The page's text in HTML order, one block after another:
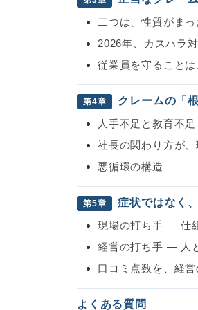
二つは、性質がまっ
2026年、カスハラ
従業員を守ること
第4章 クレームの「
人手不足と教育不足
社長の関わり方が
悪循環の構造
第5章 症状ではなく
現場の打ち手 ― 仕
経営の打ち手 ― 人
口コミ点数を、経
よくある質問